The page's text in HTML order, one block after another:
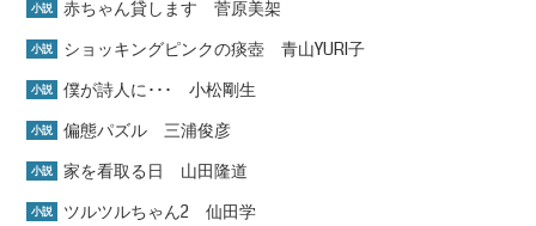
小説 赤ちゃん貸します 菅原美架
小説 ショッキングピンクの痰壺 青山YURI子
小説 僕が詩人に･･･ 小松剛生
小説 偏態パズル 三浦俊彦
小説 家を看取る日 山田隆道
小説 ツルツルちゃん2 仙田学